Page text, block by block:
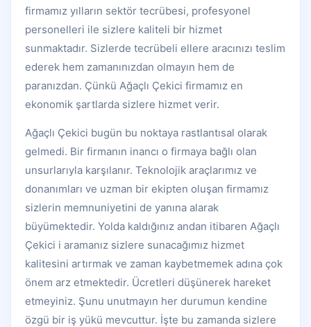
firmamız yılların sektör tecrübesi, profesyonel
personelleri ile sizlere kaliteli bir hizmet
sunmaktadır. Sizlerde tecrübeli ellere aracınızı teslim
ederek hem zamanınızdan olmayın hem de
paranızdan. Çünkü Ağaçlı Çekici firmamız en
ekonomik şartlarda sizlere hizmet verir.
Ağaçlı Çekici bugün bu noktaya rastlantısal olarak
gelmedi. Bir firmanın inancı o firmaya bağlı olan
unsurlarıyla karşılanır. Teknolojik araçlarımız ve
donanımları ve uzman bir ekipten oluşan firmamız
sizlerin memnuniyetini de yanına alarak
büyümektedir. Yolda kaldığınız andan itibaren Ağaçlı
Çekici i aramanız sizlere sunacağımız hizmet
kalitesini artırmak ve zaman kaybetmemek adına çok
önem arz etmektedir. Ücretleri düşünerek hareket
etmeyiniz. Şunu unutmayın her durumun kendine
özgü bir iş yükü mevcuttur. İşte bu zamanda sizlere